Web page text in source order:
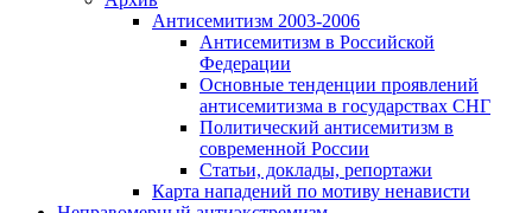
Антисемитизм 2003-2006
Антисемитизм в Российской
Федерации
Основные тенденции проявлений
антисемитизма в государствах СНГ
Политический антисемитизм в
современной России
Статьи, доклады, репортажи
Карта нападений по мотиву ненависти